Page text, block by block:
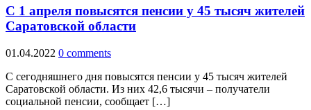
С 1 апреля повысятся пенсии у 45 тысяч жителей
Саратовской области
01.04.2022 0 comments
С сегодняшнего дня повысятся пенсии у 45 тысяч жителей
Саратовской области. Из них 42,6 тысячи – получатели
социальной пенсии, сообщает […]